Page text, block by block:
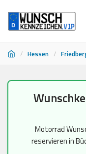
/ Hessen /
Motorrad
reservieren in